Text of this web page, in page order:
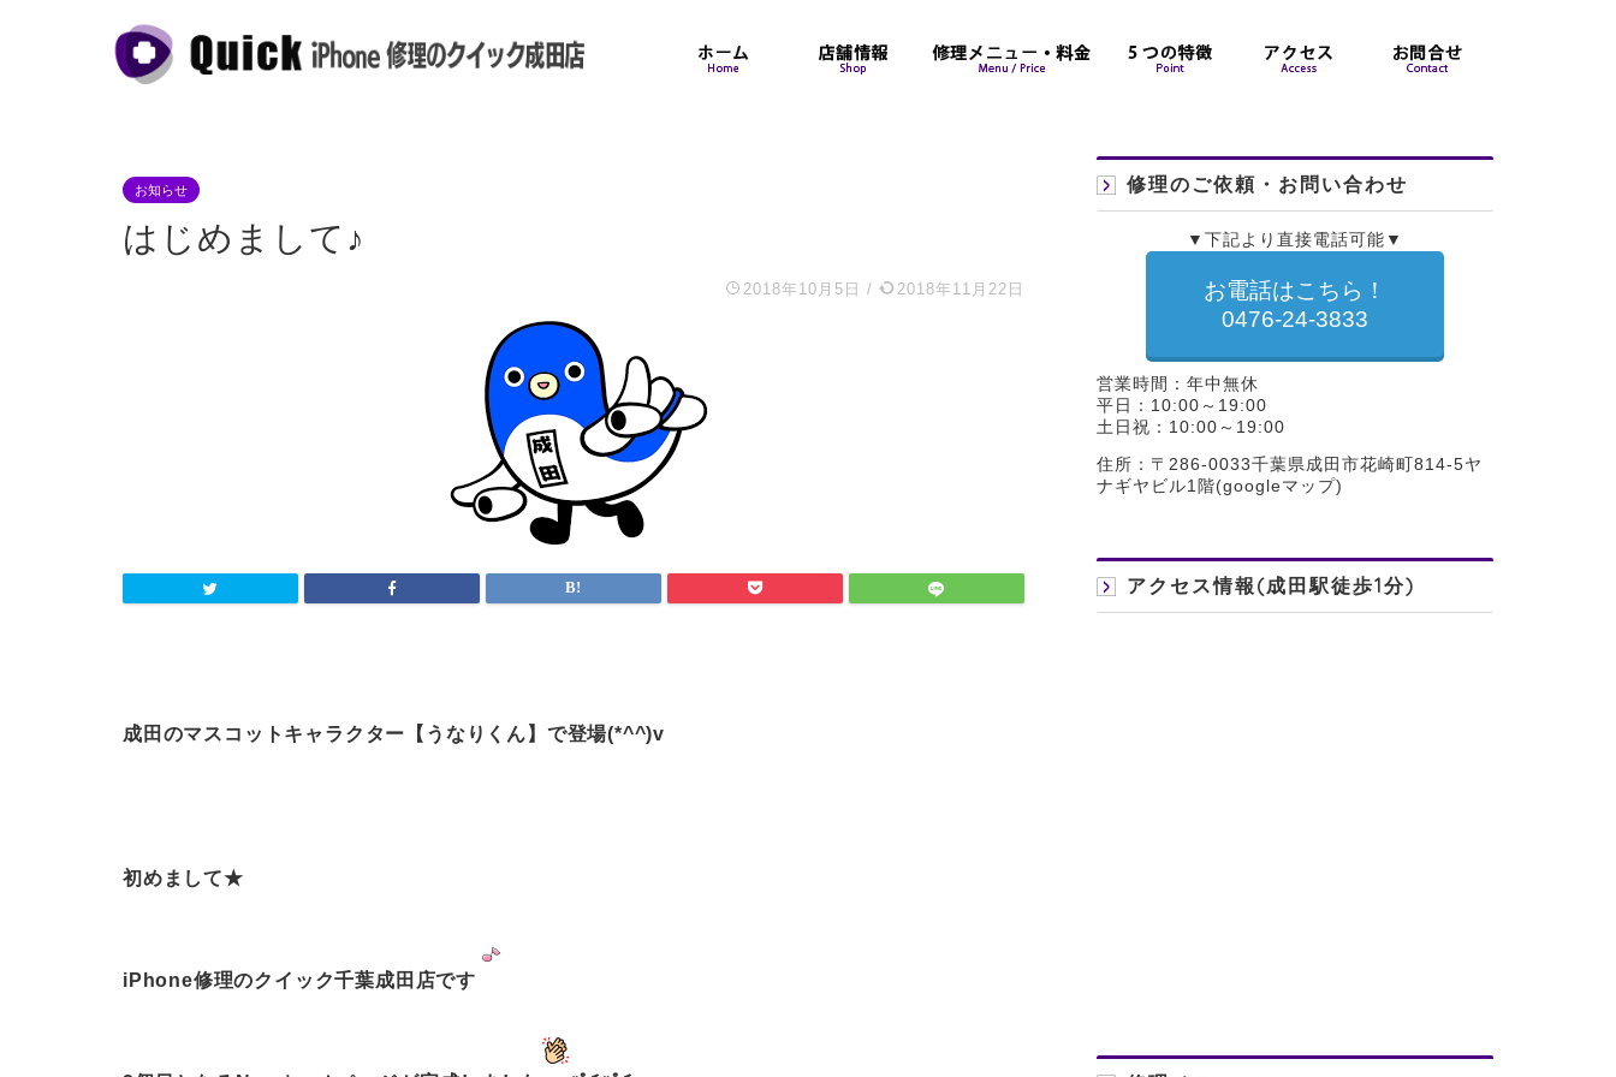
お知らせ
はじめまして♪
2018年10月5日 / 2018年11月22日
成田のマスコットキャラクター 【うなりくん】で登場(*^^)v
初めまして★
iPhone修理のクイック千葉成田店です
修理のご依頼・お問い合わせ
▼下記より直接電話可能▼
お電話はこちら！
0476-24-3833
営業時間：年中無休
平日：10:00～19:00
土日祝：10:00～19:00
住所：〒286-0033千葉県成田市花崎町814-5ヤ
ナギヤビル1階(googleマップ)
アクセス情報(成田駅徒歩1分)